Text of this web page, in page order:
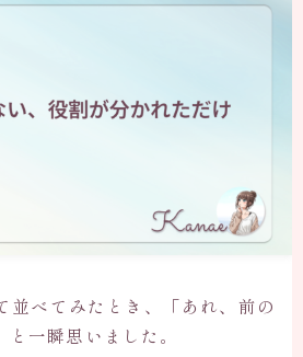
並べてみたとき、「あれ、前の
一瞬思いました。